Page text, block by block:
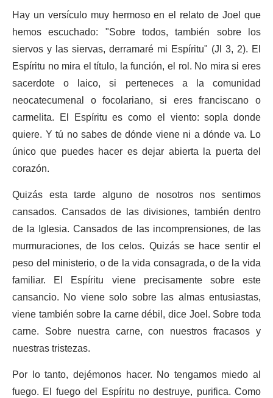
Hay un versículo muy hermoso en el relato de Joel que
hemos escuchado: "Sobre todos, también sobre los
siervos y las siervas, derramaré mi Espíritu" (Jl 3, 2). El
Espíritu no mira el título, la función, el rol. No mira si eres
sacerdote o laico, si perteneces a la comunidad
neocatecumenal o focolariano, si eres franciscano o
carmelita. El Espíritu es como el viento: sopla donde
quiere. Y tú no sabes de dónde viene ni a dónde va. Lo
único que puedes hacer es dejar abierta la puerta del
corazón.
Quizás esta tarde alguno de nosotros nos sentimos
cansados. Cansados de las divisiones, también dentro
de la Iglesia. Cansados de las incomprensiones, de las
murmuraciones, de los celos. Quizás se hace sentir el
peso del ministerio, o de la vida consagrada, o de la vida
familiar. El Espíritu viene precisamente sobre este
cansancio. No viene solo sobre las almas entusiastas,
viene también sobre la carne débil, dice Joel. Sobre toda
carne. Sobre nuestra carne, con nuestros fracasos y
nuestras tristezas.
Por lo tanto, dejémonos hacer. No tengamos miedo al
fuego. El fuego del Espíritu no destruye, purifica. Como